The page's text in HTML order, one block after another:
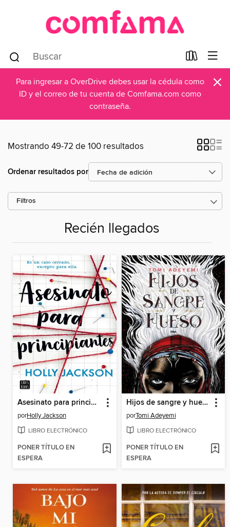
Para ingresar a OverDrive debes usar la cédula como
ID y el correo de tu cuenta de Comfama.com como
contraseña.
×
Mostrando 49-72 de 100 resultados
Ordenar resultados por
Filtros
Recién llegados
Asesinato para principiantes
porHolly Jackson
LIBRO ELECTRÓNICO
PONER TÍTULO EN
ESPERA
Hijos de sangre y hueso
porTomi Adeyemi
LIBRO ELECTRÓNICO
PONER TÍTULO EN
ESPERA